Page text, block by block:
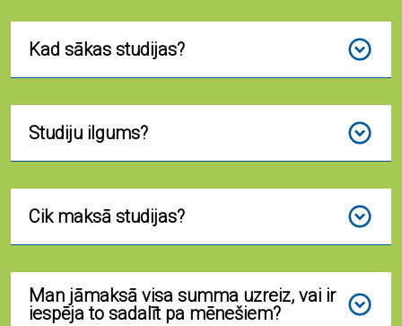
Kad sākas studijas?
Studiju ilgums?
Cik maksā studijas?
Man jāmaksā visa summa uzreiz, vai ir
iespēja to sadalīt pa mēnešiem?